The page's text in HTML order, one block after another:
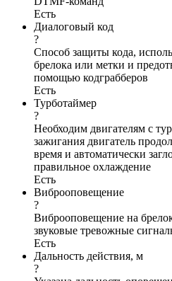
Есть
Диалоговый код
?
Способ защиты кода,
брелока или метки и
помощью кодграбберов
Есть
Турботаймер
?
Необходим двигателям с
зажигания двигатель
время и автоматически
правильное охлаждение
Есть
Виброоповещение
?
Виброоповещение на
звуковые тревожные
Есть
Дальность действия, м
?